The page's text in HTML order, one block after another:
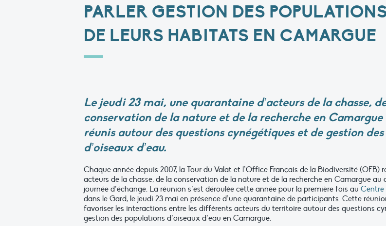
PARLER GESTION DES
DE LEURS HABITATS EN CAMARGUE
Le jeudi 23 mai, une quarantaine d’acteurs de la chasse,
conservation de la nature et de la recherche en Camargue
réunis autour des questions cynégétiques et de gestion
d’oiseaux d’eau.
Chaque année depuis 2007, la Tour du Valat et l’Office Français de la Biodiversité (OFB)
acteurs de la chasse, de la conservation de la nature et de la recherche en Camargue au
journée d’échange. La réunion s’est déroulée cette année pour la première fois au Centre
dans le Gard, le jeudi 23 mai en présence d’une quarantaine de participants. Cette
favoriser les interactions entre les différents acteurs du territoire autour des questions
gestion des populations d’oiseaux d’eau en Camargue.